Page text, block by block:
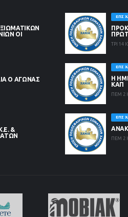
ΟΙ
Ο ΑΓΩΝΑΣ
&
ΕΠΣ
ΤΡΙ 14
ΕΠΣ
Η
ΚΑΠ
ΠΕΜ 2
ΕΠΣ
ΠΕΜ 2